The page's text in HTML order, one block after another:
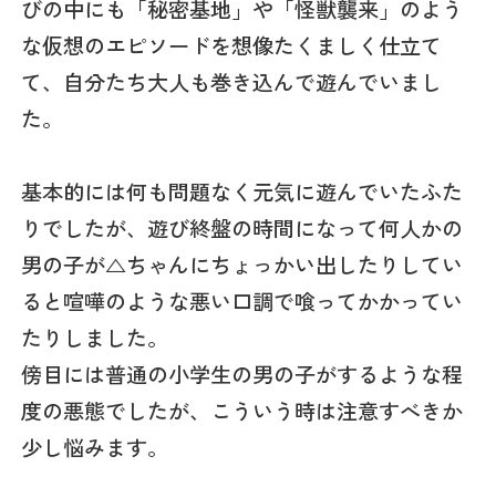
びの中にも「秘密基地」や「怪獣襲来」のよう
な仮想のエピソードを想像たくましく仕立て
て、自分たち大人も巻き込んで遊んでいまし
た。
基本的には何も問題なく元気に遊んでいたふた
りでしたが、遊び終盤の時間になって何人かの
男の子が△ちゃんにちょっかい出したりしてい
ると喧嘩のような悪い口調で喰ってかかってい
たりしました。
傍目には普通の小学生の男の子がするような程
度の悪態でしたが、こういう時は注意すべきか
少し悩みます。